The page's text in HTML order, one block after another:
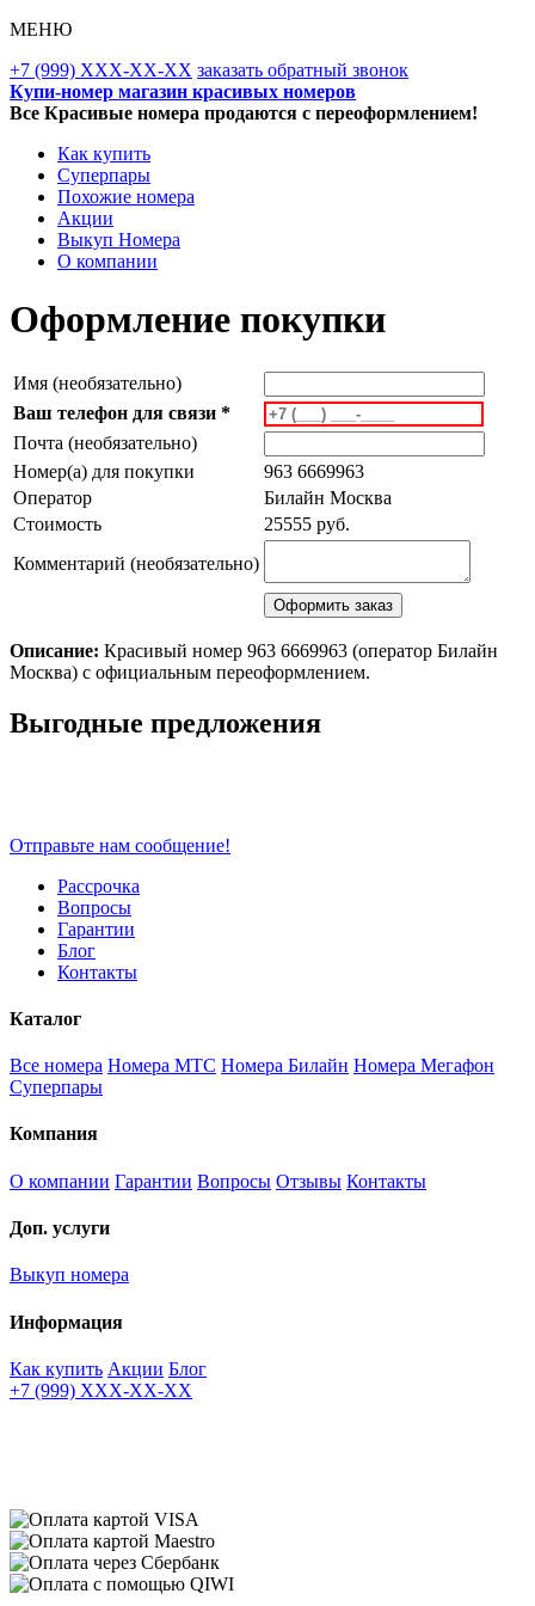
МЕНЮ
+7 (999) XXX-XX-XX заказать обратный звонок
Купи-номер магазин красивых номеров
Все Красивые номера продаются с переоформлением!
Как купить
Суперпары
Похожие номера
Акции
Выкуп Номера
О компании
Оформление покупки
Имя (необязательно)
Ваш телефон для связи *
Почта (необязательно)
Номер(а) для покупки
963 6669963
Оператор
Билайн Москва
Стоимость
25555 руб.
Комментарий (необязательно)
Описание: Красивый номер 963 6669963 (оператор Билайн
Москва) с официальным переоформлением.
Scroll
Up
Выгодные предложения
Отправьте нам сообщение!
Рассрочка
Вопросы
Гарантии
Блог
Контакты
Каталог
Все номера Номера МТС Номера Билайн Номера Мегафон
Суперпары
Компания
О компании Гарантии Вопросы Отзывы Контакты
Доп. услуги
Выкуп номера
Информация
Как купить Акции Блог
+7 (999) XXX-XX-XX